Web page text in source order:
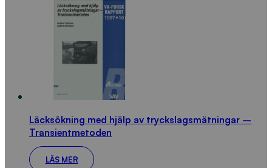
Läcksökning med hjälp av tryckslagsmätningar –
Transientmetoden
LÄS MER